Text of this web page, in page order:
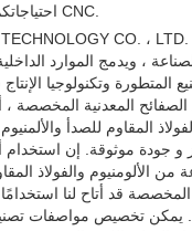
احتياجاتكم من القطع بالليزر CNC.
، ويدمج الموارد
المتطورة وتكنولوجيا
الصفائح المعدنية المخصصة ،
المقاوم للصدأ
و جودة موثوقة. إن استخدام
من الألومنيوم والفولاذ
المخصصة قد أتاح لنا استخدامًا
يمكن تخصيص مواصفات تصنيع